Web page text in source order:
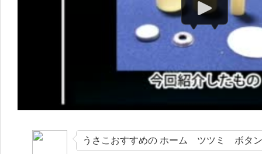
うさこおすすめの ホーム ツツミ ボタ